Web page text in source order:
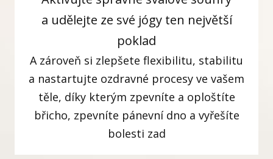
a udělejte ze své jógy ten největší
poklad
A zároveň si zlepšete flexibilitu, stabilitu
a nastartujte ozdravné procesy ve vašem
těle, díky kterým zpevníte a oploštíte
břicho, zpevníte pánevní dno a vyřešíte
bolesti zad